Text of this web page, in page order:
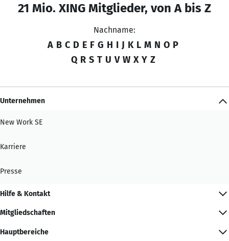
21 Mio. XING Mitglieder, von A bis Z
Nachname:
A B C D E F G H I J K L M N O P
Q R S T U V W X Y Z
Unternehmen
New Work SE
Karriere
Presse
Hilfe & Kontakt
Mitgliedschaften
Hauptbereiche